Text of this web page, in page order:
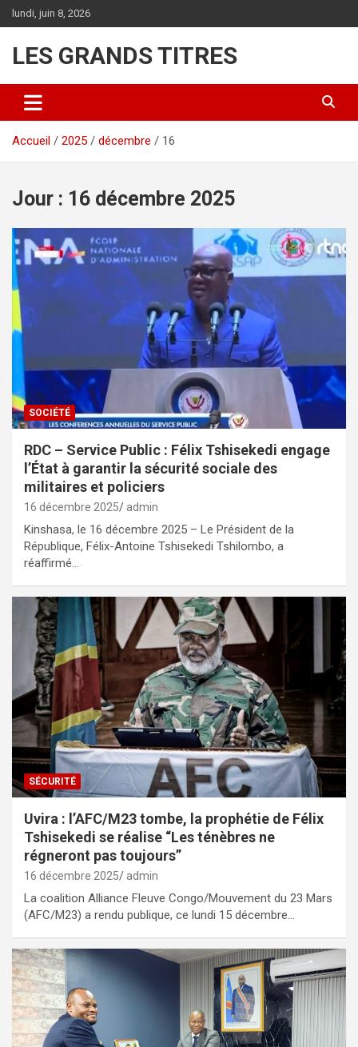
Aller
au
lundi, juin 8, 2026
LES GRANDS TITRES
Accueil 2025 décembre 16
Jour : 16 décembre 2025
SOCIÉTÉ
RDC – Service Public : Félix Tshisekedi engage
l’État à garantir la sécurité sociale des
militaires et policiers
16 décembre 2025 admin
Kinshasa, le 16 décembre 2025 – Le Président de la
République, Félix-Antoine Tshisekedi Tshilombo, a
réaffirmé…
SÉCURITÉ
Uvira : l’AFC/M23 tombe, la prophétie de Félix
Tshisekedi se réalise “Les ténèbres ne
régneront pas toujours”
16 décembre 2025 admin
La coalition Alliance Fleuve Congo/Mouvement du 23 Mars
(AFC/M23) a rendu publique, ce lundi 15 décembre…